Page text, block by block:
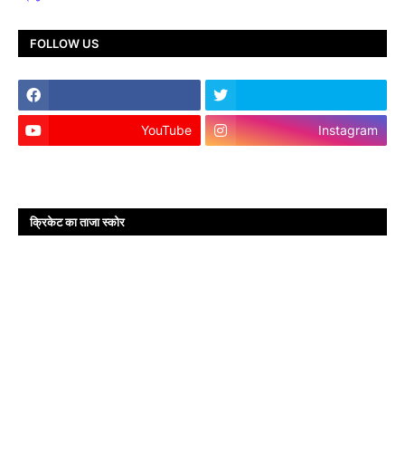
FOLLOW US
YouTube Instagram
क्रिकेट का ताजा स्कोर